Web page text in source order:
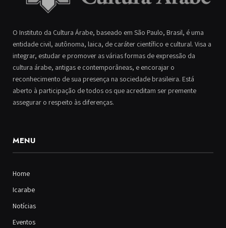
O Instituto da Cultura Árabe, baseado em São Paulo, Brasil, é uma
entidade civil, autônoma, laica, de caráter científico e cultural. Visa a
integrar, estudar e promover as várias formas de expressão da
cultura árabe, antigas e contemporâneas, e encorajar o
reconhecimento de sua presença na sociedade brasileira. Está
aberto à participação de todos os que acreditam ser premente
assegurar o respeito às diferenças.
MENU
Home
Icarabe
Notícias
Eventos